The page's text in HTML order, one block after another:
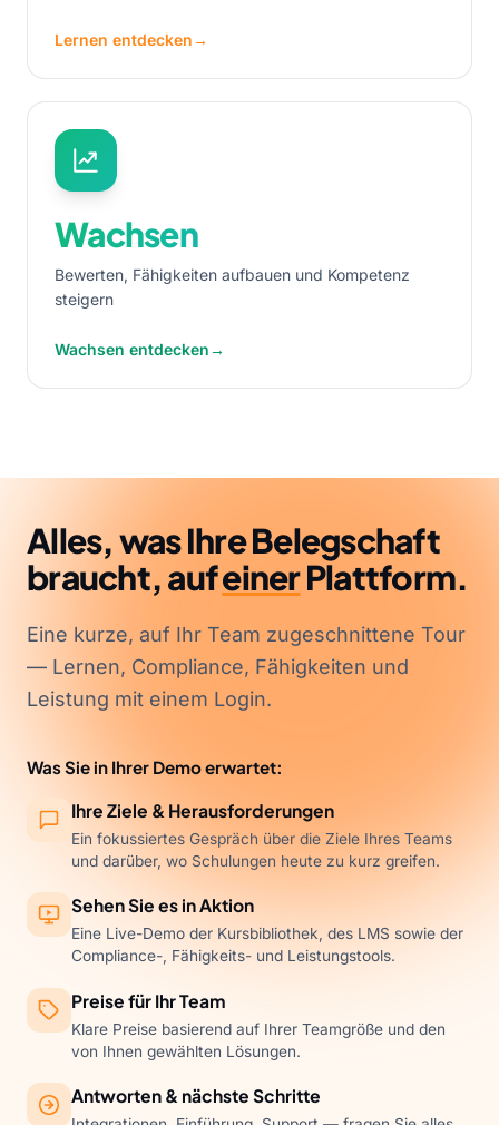
Lernen entdecken→
Wachsen
Bewerten, Fähigkeiten aufbauen und Kompetenz
steigern
Wachsen entdecken→
Alles, was Ihre Belegschaft
braucht, aufeinerPlattform.
Eine kurze, auf Ihr Team zugeschnittene Tour
— Lernen, Compliance, Fähigkeiten und
Leistung mit einem Login.
Was Sie in Ihrer Demo erwartet:
Ihre Ziele & Herausforderungen
Ein fokussiertes Gespräch über die Ziele Ihres Teams
und darüber, wo Schulungen heute zu kurz greifen.
Sehen Sie es in Aktion
Eine Live-Demo der Kursbibliothek, des LMS sowie der
Compliance-, Fähigkeits- und Leistungstools.
Preise für Ihr Team
Klare Preise basierend auf Ihrer Teamgröße und den
von Ihnen gewählten Lösungen.
Antworten & nächste Schritte